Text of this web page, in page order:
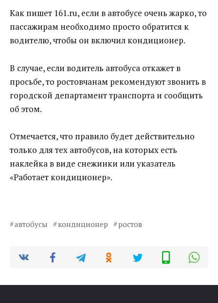
Как пишет 161.ru, если в автобусе очень жарко, то
пассажирам необходимо просто обратится к
водителю, чтобы он включил кондиционер.
В случае, если водитель автобуса откажет в
просьбе, то ростовчанам рекомендуют звонить в
городской департамент транспорта и сообщить
об этом.
Отмечается, что правило будет действительно
только для тех автобусов, на которых есть
наклейка в виде снежинки или указатель
«Работает кондиционер».
автобусы кондиционер ростов